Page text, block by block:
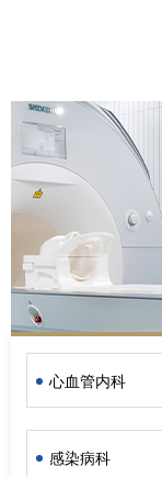
心血管内科
感染病科